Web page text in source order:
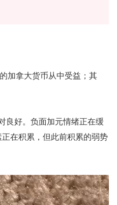
加拿大货币从中受益；其
良好。负面加元情绪正在缓
在积累，但此前积累的弱势